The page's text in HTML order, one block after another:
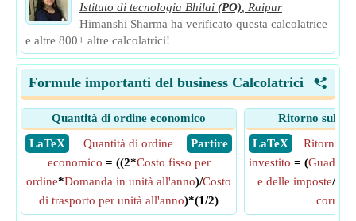
Istituto di tecnologia Bhilai (PO)
Raipur
Himanshi Sharma ha verificato questa calcolatrice
e altre 800+ altre calcolatrici!
<
Formule importanti del business Calcolatrici
Quantità di ordine economico
​ LaTeX
​ Partire
Quantità di ordine
economico = ((2*Costo fisso per
ordine*Domanda in unità all'anno)/Costo
di trasporto per unità all'anno)*(1/2)
Ritorno sul
​ LaTeX
Ritorno
investito = (
e delle imposte/(
correnti